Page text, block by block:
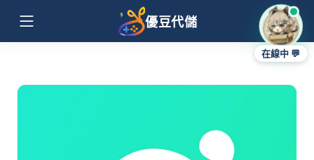
優豆代儲
在線中 💬